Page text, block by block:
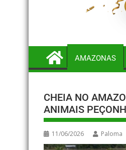
AMAZONAS
CHEIA NO
ANIMAIS
11/06/2026 Paloma